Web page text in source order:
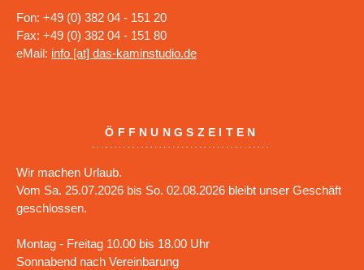
Fon: +49 (0) 382 04 - 151 20
Fax: +49 (0) 382 04 - 151 80
eMail: info [at] das-kaminstudio.de
ÖFFNUNGSZEITEN
Wir machen Urlaub.
Vom Sa. 25.07.2026 bis So. 02.08.2026 bleibt unser Geschäft
geschlossen.
Montag - Freitag 10.00 bis 18.00 Uhr
Sonnabend nach Vereinbarung